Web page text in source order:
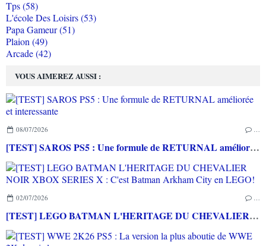
VOUS AIMEREZ AUSSI :
08/07/2026
[TEST] SAROS PS5 : Une formule de RETURNAL améliorée et interessante
02/07/2026
[TEST] LEGO BATMAN L'HERITAGE DU CHEVALIER NOIR XBOX SERIES X : C'est Batman Arkham City en LEGO!
Tps (58)
L'école Des Loisirs (53)
Papa Gameur (51)
Plaion (49)
Arcade (42)